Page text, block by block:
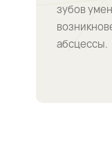
зубов
абсцессы.